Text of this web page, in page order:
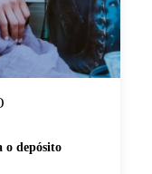
o depósito